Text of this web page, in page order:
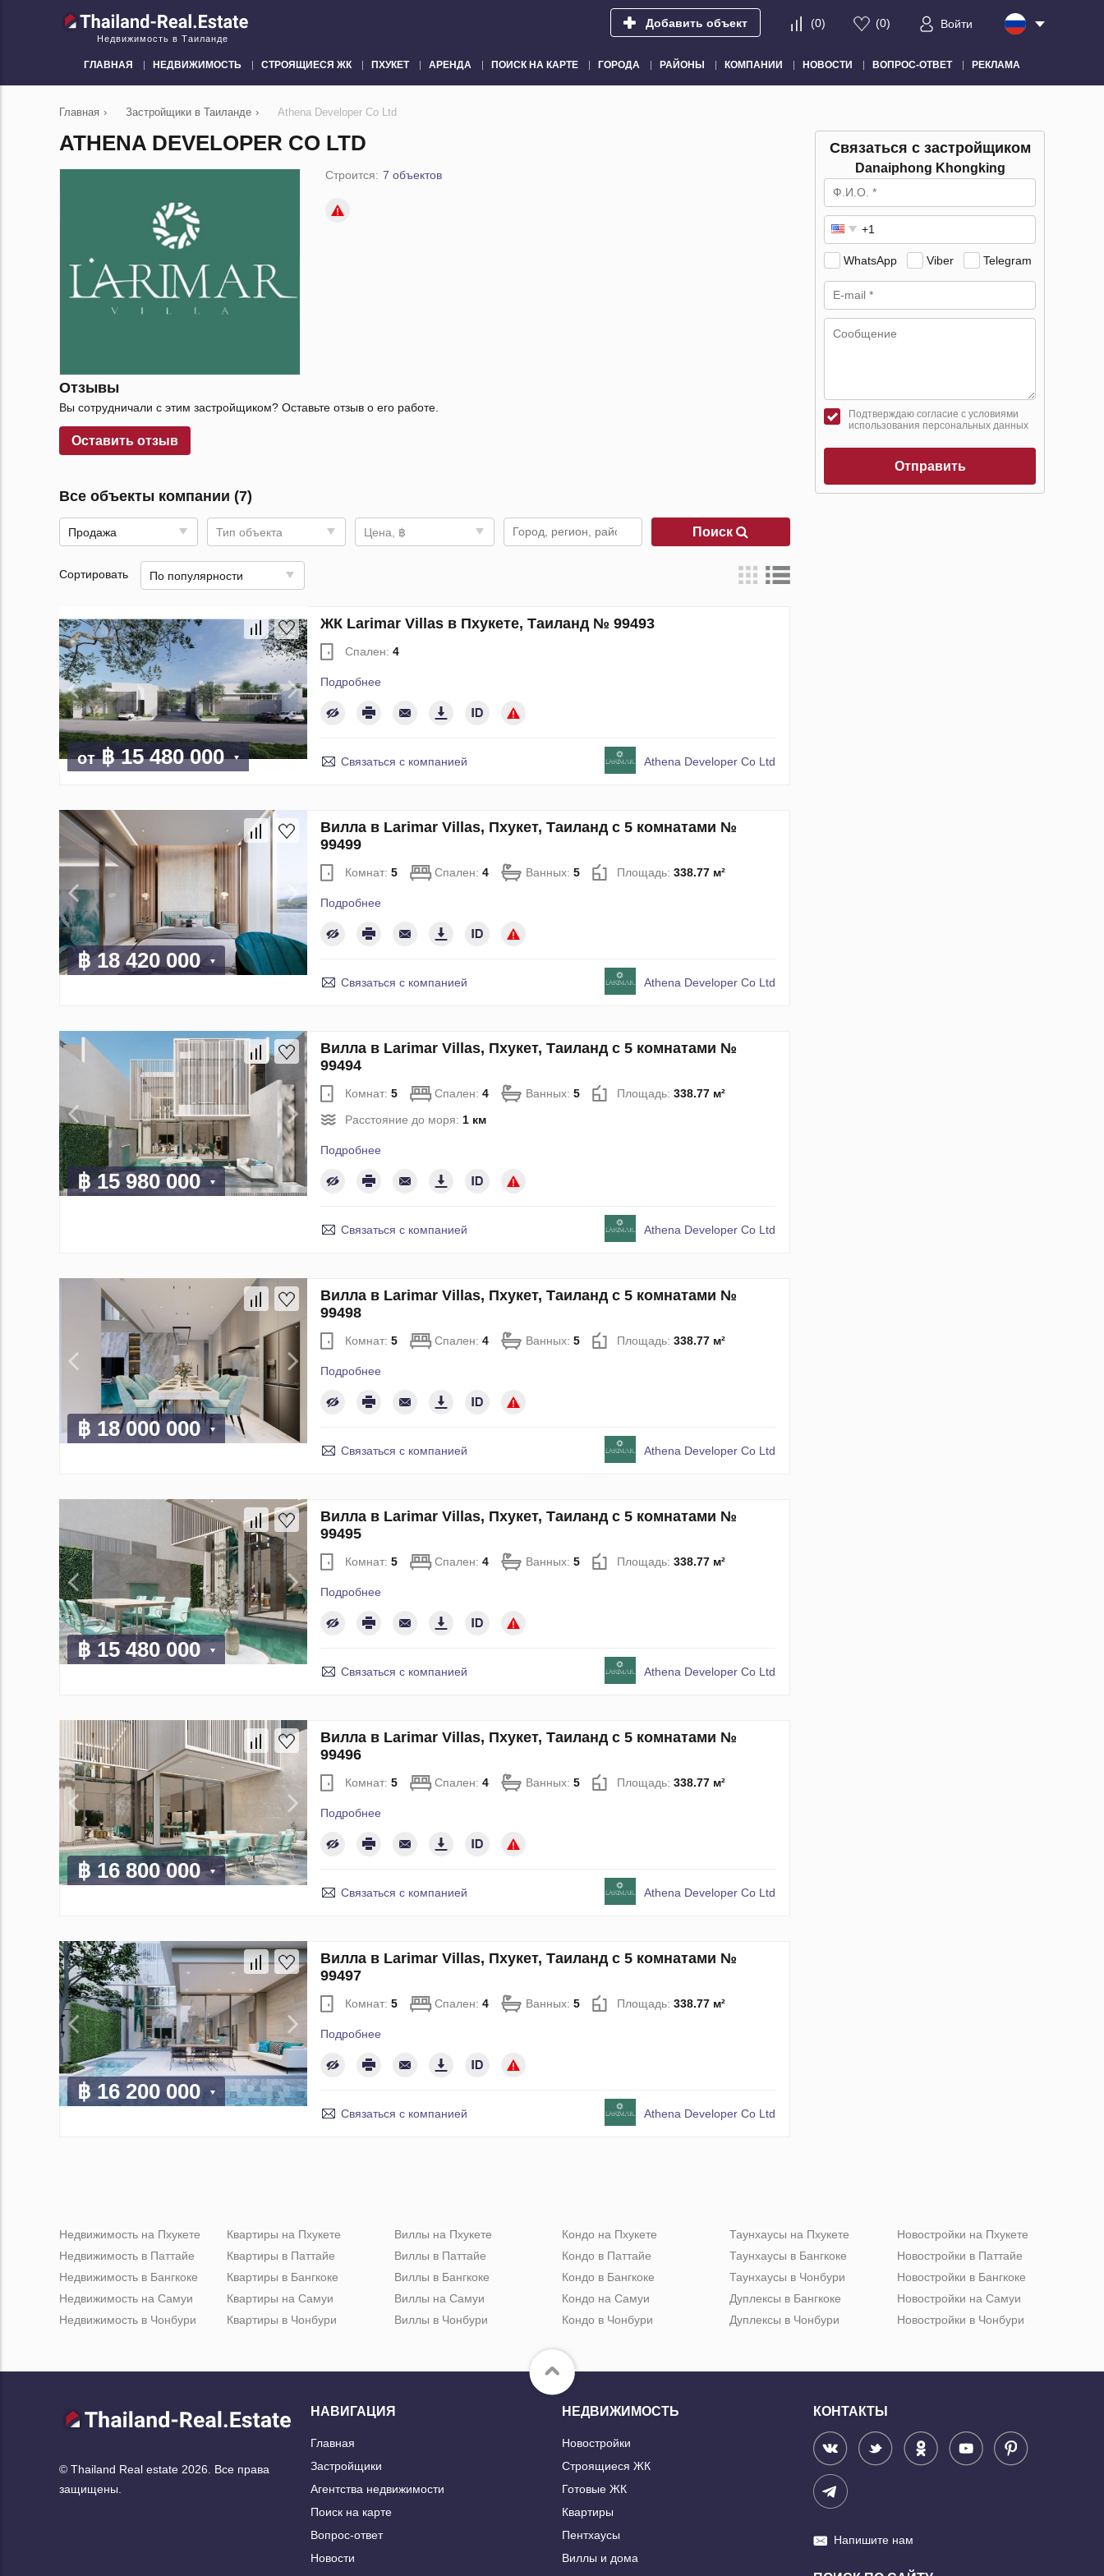
Недвижимость в Таиланде
Добавить объект (0) (0) Войти
ГЛАВНАЯ НЕДВИЖИМОСТЬ СТРОЯЩИЕСЯ ЖК ПХУКЕТ АРЕНДА ПОИСК НА КАРТЕ ГОРОДА РАЙОНЫ КОМПАНИИ НОВОСТИ ВОПРОС-ОТВЕТ РЕКЛАМА
Главная › Застройщики в Таиланде › Athena Developer Co Ltd
ATHENA DEVELOPER CO LTD
Строится: 7 объектов
Отзывы
Вы сотрудничали с этим застройщиком? Оставьте отзыв о его работе.
Оставить отзыв
Все объекты компании (7)
Продажа Тип объекта Цена, ฿ Поиск
Сортировать По популярности
от฿ 15 480 000
ЖК Larimar Villas в Пхукете, Таиланд № 99493
Спален: 4
Подробнее
Связаться с компанией Athena Developer Co Ltd
฿ 18 420 000
Вилла в Larimar Villas, Пхукет, Таиланд с 5 комнатами №
99499
Комнат: 5 Спален: 4 Ванных: 5 Площадь: 338.77 м²
Подробнее
Связаться с компанией Athena Developer Co Ltd
฿ 15 980 000
Вилла в Larimar Villas, Пхукет, Таиланд с 5 комнатами №
99494
Комнат: 5 Спален: 4 Ванных: 5 Площадь: 338.77 м²
Расстояние до моря: 1 км
Подробнее
Связаться с компанией Athena Developer Co Ltd
฿ 18 000 000
Вилла в Larimar Villas, Пхукет, Таиланд с 5 комнатами №
99498
Комнат: 5 Спален: 4 Ванных: 5 Площадь: 338.77 м²
Подробнее
Связаться с компанией Athena Developer Co Ltd
฿ 15 480 000
Вилла в Larimar Villas, Пхукет, Таиланд с 5 комнатами №
99495
Комнат: 5 Спален: 4 Ванных: 5 Площадь: 338.77 м²
Подробнее
Связаться с компанией Athena Developer Co Ltd
฿ 16 800 000
Вилла в Larimar Villas, Пхукет, Таиланд с 5 комнатами №
99496
Комнат: 5 Спален: 4 Ванных: 5 Площадь: 338.77 м²
Подробнее
Связаться с компанией Athena Developer Co Ltd
฿ 16 200 000
Вилла в Larimar Villas, Пхукет, Таиланд с 5 комнатами №
99497
Комнат: 5 Спален: 4 Ванных: 5 Площадь: 338.77 м²
Подробнее
Связаться с компанией Athena Developer Co Ltd
Связаться с застройщиком
Danaiphong Khongking
WhatsApp Viber Telegram
Подтверждаю согласие с условиями
использования персональных данных
Отправить
Недвижимость на Пхукете
Недвижимость в Паттайе
Недвижимость в Бангкоке
Недвижимость на Самуи
Недвижимость в Чонбури
Квартиры на Пхукете
Квартиры в Паттайе
Квартиры в Бангкоке
Квартиры на Самуи
Квартиры в Чонбури
Виллы на Пхукете
Виллы в Паттайе
Виллы в Бангкоке
Виллы на Самуи
Виллы в Чонбури
Кондо на Пхукете
Кондо в Паттайе
Кондо в Бангкоке
Кондо на Самуи
Кондо в Чонбури
Таунхаусы на Пхукете
Таунхаусы в Бангкоке
Таунхаусы в Чонбури
Дуплексы в Бангкоке
Дуплексы в Чонбури
Новостройки на Пхукете
Новостройки в Паттайе
Новостройки в Бангкоке
Новостройки на Самуи
Новостройки в Чонбури
© Thailand Real estate 2026. Все права
защищены.
НАВИГАЦИЯ
Главная
Застройщики
Агентства недвижимости
Поиск на карте
Вопрос-ответ
Новости
НЕДВИЖИМОСТЬ
Новостройки
Строящиеся ЖК
Готовые ЖК
Квартиры
Пентхаусы
Виллы и дома
КОНТАКТЫ
Напишите нам